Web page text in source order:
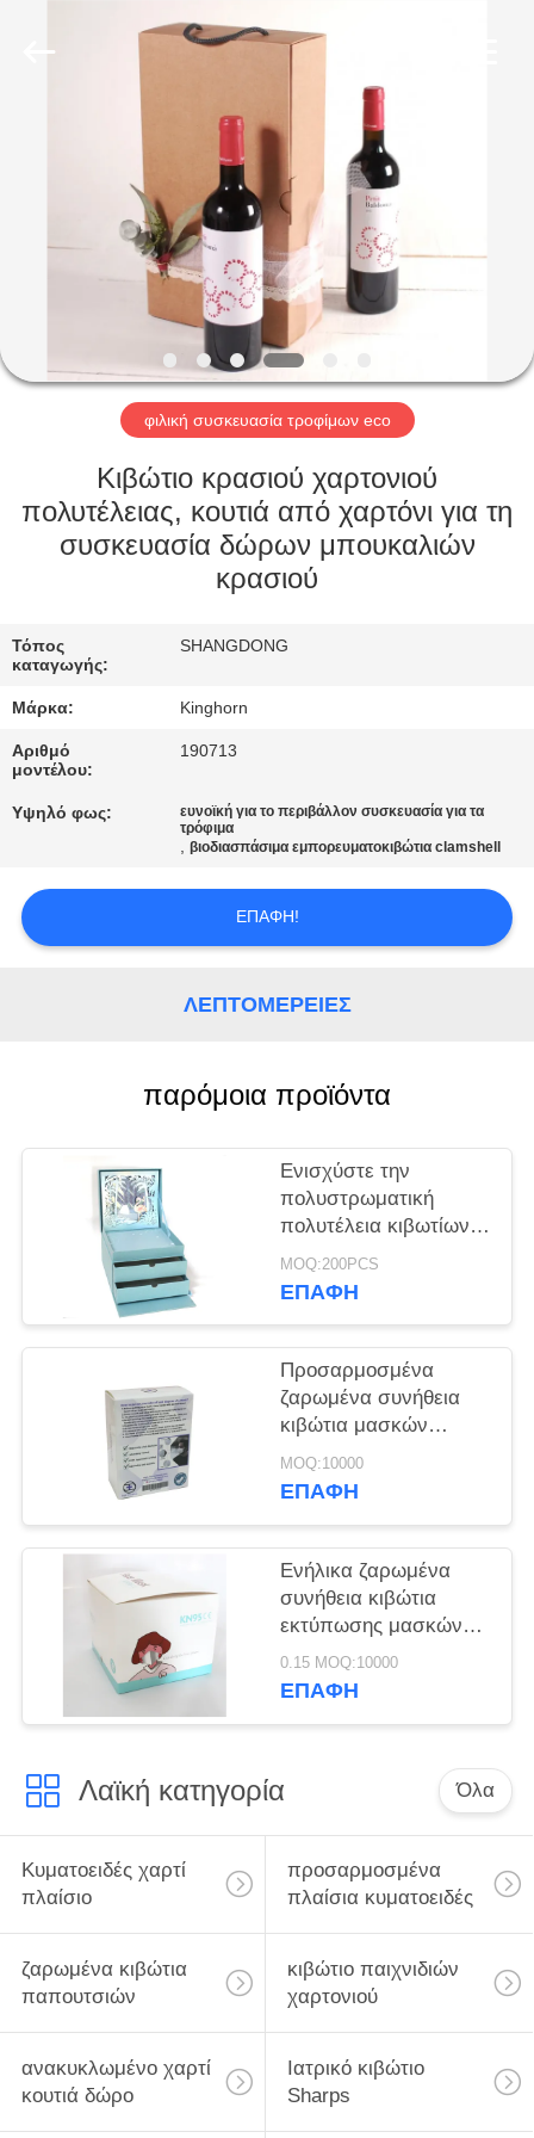
ΠΡΟΪΌΝΤΑ
ΠΕΡΊΠΟΥ
ΓΎΡΟΣ
ΕΡΓΟΣΤΑΣΊΩΝ
ΠΟΙΟΤΙΚΌΣ
ΈΛΕΓΧΟΣ
ΕΛΆΤΕ
ΣΕ
ΕΠΑΦΉ
ΜΕ
ΖΗΤΉΣΤΕ
ΑΠΌΣΠΑΣΜΑ
SITEMAP
PRIVACY
POLICY
φιλική συσκευασία τροφίμων eco
Κιβώτιο κρασιού χαρτονιού
πολυτέλειας, κουτιά από χαρτόνι για τη
συσκευασία δώρων μπουκαλιών
κρασιού
Τόπος
καταγωγής:
SHANGDONG
Μάρκα: Kinghorn
Αριθμό
μοντέλου:
190713
Υψηλό φως:
ευνοϊκή για το περιβάλλον συσκευασία για τα
τρόφιμα
,βιοδιασπάσιμα εμπορευματοκιβώτια clamshell
ΕΠΑΦΉ!
ΛΕΠΤΟΜΈΡΕΙΕΣ
παρόμοια προϊόντα
Ενισχύστε την
πολυστρωματική
πολυτέλεια κιβωτίων
εγγράφου
συσκευασίας δώρων
MOQ:200PCS
ΕΠΑΦΉ
Προσαρμοσμένα
ζαρωμένα συνήθεια
κιβώτια μασκών
αποστολής KN95
MOQ:10000
ΕΠΑΦΉ
Ενήλικα ζαρωμένα
συνήθεια κιβώτια
εκτύπωσης μασκών
σαφή
0.15 MOQ:10000
ΕΠΑΦΉ
Λαϊκή κατηγορία Όλα
Κυματοειδές χαρτί
πλαίσιο
προσαρμοσμένα
πλαίσια κυματοειδές
ζαρωμένα κιβώτια
παπουτσιών
κιβώτιο παιχνιδιών
χαρτονιού
ανακυκλωμένο χαρτί
κουτιά δώρο
Ιατρικό κιβώτιο
Sharps